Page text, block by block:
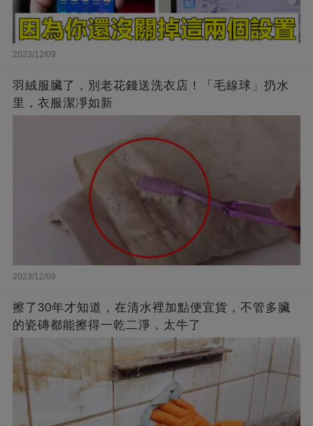
2023/12/09
羽絨服臟了，別老花錢送洗衣店！「毛線球」扔水
里，衣服潔凈如新
2023/12/09
擦了30年才知道，在清水裡加點便宜貨，不管多臟
的瓷磚都能擦得一乾二淨，太牛了